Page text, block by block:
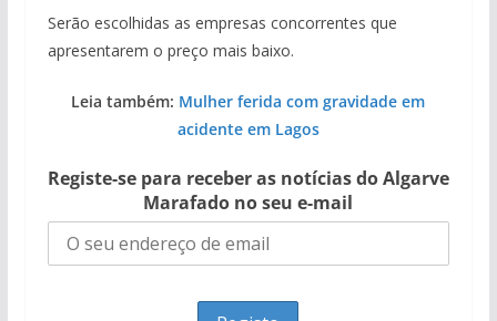
Serão escolhidas as empresas concorrentes que
apresentarem o preço mais baixo.
Leia também: Mulher ferida com gravidade em
acidente em Lagos
Registe-se para receber as notícias do Algarve
Marafado no seu e-mail